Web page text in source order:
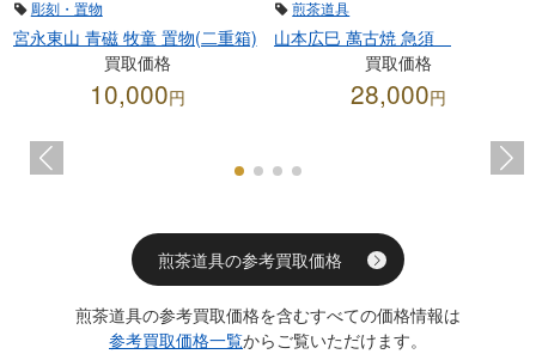
彫刻・置物
宮永東山 青磁 牧童 置物(二重箱)
買取価格
10,000円
煎茶道具
山本広巳 萬古焼 急須
買取価格
28,000円
煎茶道具の参考買取価格
煎茶道具の参考買取価格を含むすべての価格情報は
参考買取価格一覧からご覧いただけます。